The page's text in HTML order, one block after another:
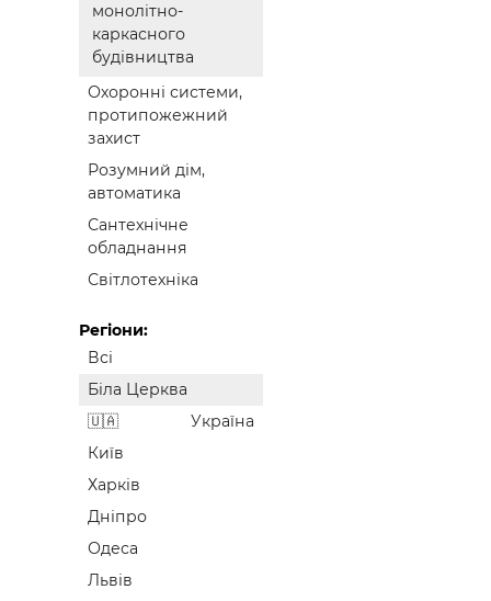
монолітно-
каркасного
будівництва
Охоронні системи,
протипожежний
захист
Розумний дім,
автоматика
Сантехнічне
обладнання
Світлотехніка
Регіони:
Всі
Біла Церква
Україна
Київ
Харків
Дніпро
Одеса
Львів